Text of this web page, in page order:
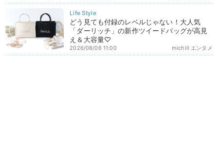
どう見ても付録のレベルじゃない！大人気
「ダーリッチ」の新作ツイードバッグが高見
え＆大容量♡
michill エンタメ
2026/08/06 11:00